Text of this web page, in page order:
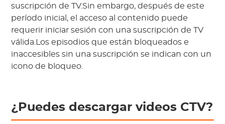
suscripción de TV.Sin embargo, después de este
período inicial, el acceso al contenido puede
requerir iniciar sesión con una suscripción de TV
válida.Los episodios que están bloqueados e
inaccesibles sin una suscripción se indican con un
icono de bloqueo.
¿Puedes descargar videos CTV?